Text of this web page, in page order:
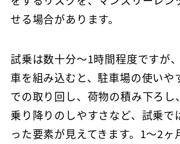
せる場合があります。
試乗は数十分〜1時間程度ですが
車を組み込むと、駐車場の使いや
での取り回し、荷物の積み下ろし
乗り降りのしやすさなど、試乗で
った要素が見えてきます。1〜2ヶ